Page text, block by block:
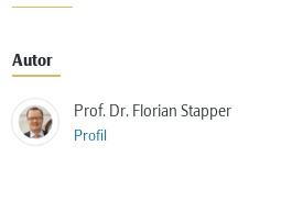
Autor
Prof. Dr. Florian Stapper
Profil